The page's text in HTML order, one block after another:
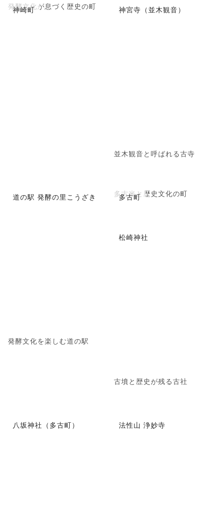
神崎町
発酵文化が息づく歴史の町 神宮寺（並木観音）
並木観音と呼ばれる古寺
道の駅 発酵の里こうざき
発酵文化を楽しむ道の駅
多古町
多古米と歴史文化の町
松崎神社
古墳と歴史が残る古社
八坂神社（多古町） 法性山 浄妙寺